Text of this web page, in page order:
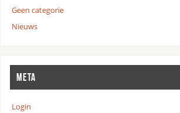
Geen categorie
Nieuws
META
Login